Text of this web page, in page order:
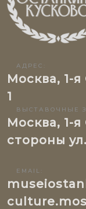
АДРЕС:
Москва, 1-
1
ВЫСТАВОЧНЫЕ
Москва, 1-
стороны
EMAIL: